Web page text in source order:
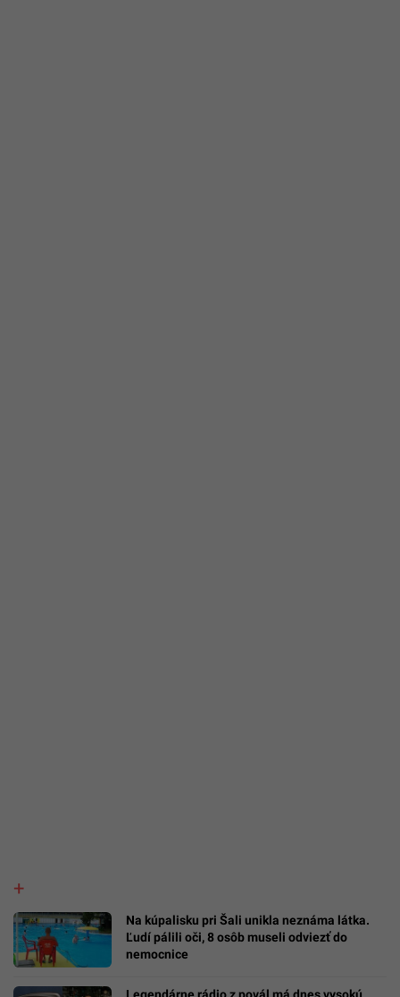
Na kúpalisku pri Šali unikla neznáma látka.
Ľudí pálili oči, 8 osôb museli odviezť do
nemocnice